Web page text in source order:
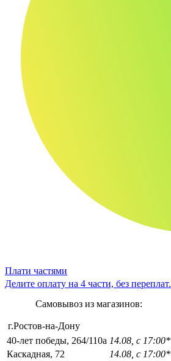
Плати частями
Делите оплату на 4 части, без переплат.
Самовывоз из магазинов:
г.Ростов-на-Дону
40-лет победы, 264/110а 14.08, с 17:00*
Каскадная, 72
14.08, с 17:00*